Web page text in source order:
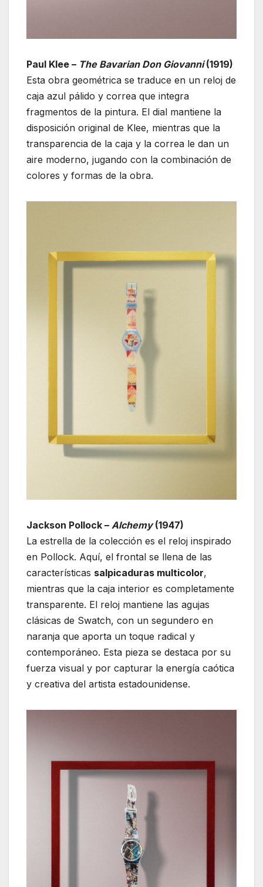
Paul Klee – The Bavarian Don Giovanni(1919)
Esta obra geométrica se traduce en un reloj de
caja azul pálido y correa que integra
fragmentos de la pintura. El dial mantiene la
disposición original de Klee, mientras que la
transparencia de la caja y la correa le dan un
aire moderno, jugando con la combinación de
colores y formas de la obra.
Jackson Pollock – Alchemy(1947)
La estrella de la colección es el reloj inspirado
en Pollock. Aquí, el frontal se llena de las
características salpicaduras multicolor,
mientras que la caja interior es completamente
transparente. El reloj mantiene las agujas
clásicas de Swatch, con un segundero en
naranja que aporta un toque radical y
contemporáneo. Esta pieza se destaca por su
fuerza visual y por capturar la energía caótica
y creativa del artista estadounidense.